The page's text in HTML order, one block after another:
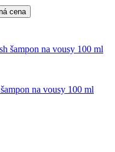
cena
na vousy 100 ml